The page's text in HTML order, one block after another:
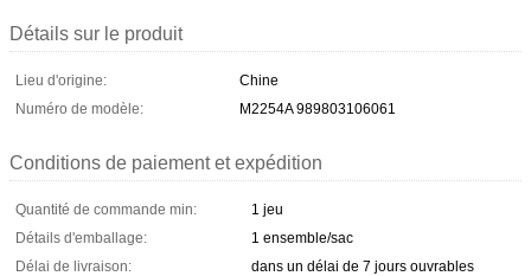
Détails sur le produit
Lieu d'origine:
Chine
Numéro de modèle:
M2254A 989803106061
Conditions de paiement et expédition
Quantité de commande min:
1 jeu
Détails d'emballage:
1 ensemble/sac
Délai de livraison:
dans un délai de 7 jours ouvrables